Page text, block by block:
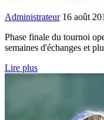
Administrateur 16 août
Phase finale du tournoi
semaines d'échanges et
Lire plus